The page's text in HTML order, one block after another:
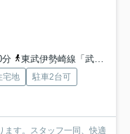
分
東武伊勢崎線「武里」駅 徒歩24分
宅地
駐車2台可
ます。スタッフ一同、快適